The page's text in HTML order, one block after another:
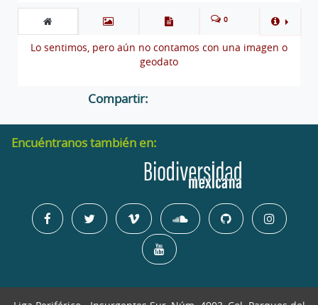
0
Lo sentimos, pero aún no contamos con una imagen o
geodato
Compartir:
Encuéntranos también en: